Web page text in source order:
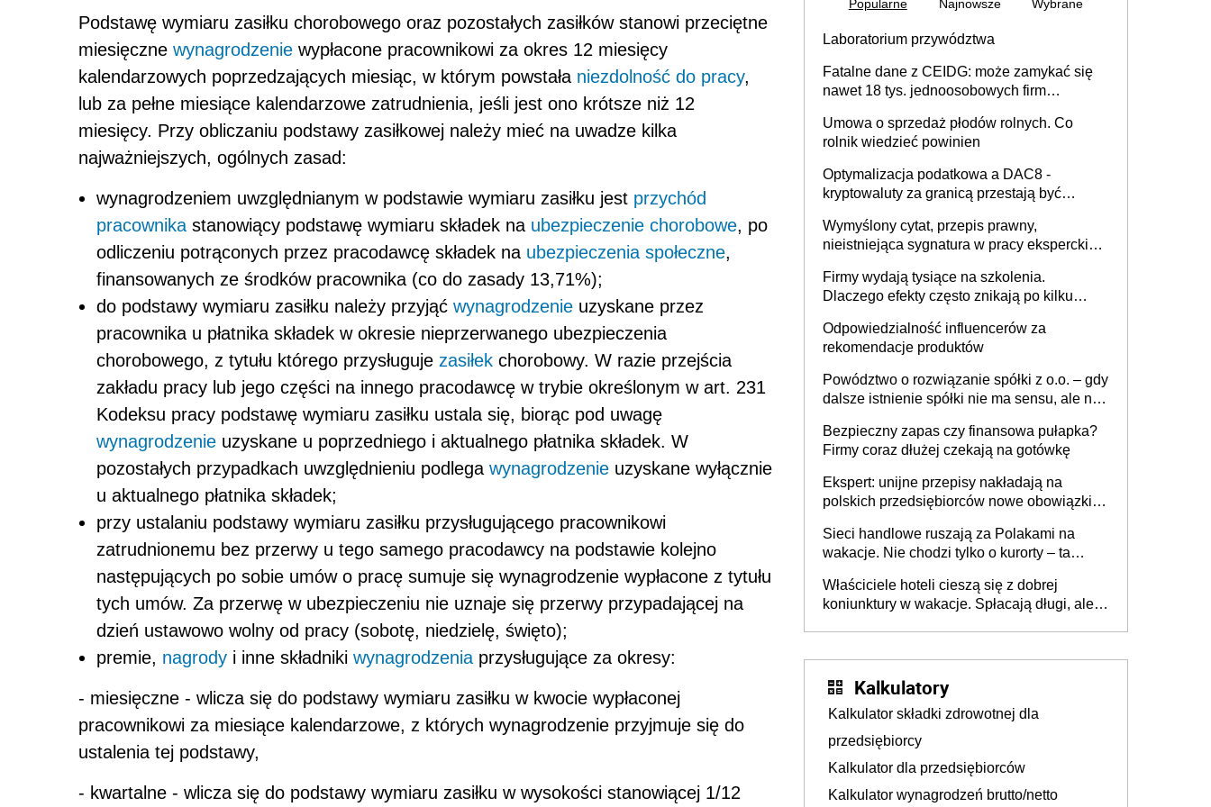
Podstawę wymiaru zasiłku chorobowego oraz pozostałych zasiłków stanowi przeciętne
miesięczne wynagrodzenie wypłacone pracownikowi za okres 12 miesięcy
kalendarzowych poprzedzających miesiąc, w którym powstała niezdolność do pracy,
lub za pełne miesiące kalendarzowe zatrudnienia, jeśli jest ono krótsze niż 12
miesięcy. Przy obliczaniu podstawy zasiłkowej należy mieć na uwadze kilka
najważniejszych, ogólnych zasad:
wynagrodzeniem uwzględnianym w podstawie wymiaru zasiłku jest przychód
pracownika stanowiący podstawę wymiaru składek na ubezpieczenie chorobowe, po
odliczeniu potrąconych przez pracodawcę składek na ubezpieczenia społeczne,
finansowanych ze środków pracownika (co do zasady 13,71%);
do podstawy wymiaru zasiłku należy przyjąć wynagrodzenie uzyskane przez
pracownika u płatnika składek w okresie nieprzerwanego ubezpieczenia
chorobowego, z tytułu którego przysługuje zasiłek chorobowy. W razie przejścia
zakładu pracy lub jego części na innego pracodawcę w trybie określonym w art. 231
Kodeksu pracy podstawę wymiaru zasiłku ustala się, biorąc pod uwagę
wynagrodzenie uzyskane u poprzedniego i aktualnego płatnika składek. W
pozostałych przypadkach uwzględnieniu podlega wynagrodzenie uzyskane wyłącznie
u aktualnego płatnika składek;
przy ustalaniu podstawy wymiaru zasiłku przysługującego pracownikowi
zatrudnionemu bez przerwy u tego samego pracodawcy na podstawie kolejno
następujących po sobie umów o pracę sumuje się wynagrodzenie wypłacone z tytułu
tych umów. Za przerwę w ubezpieczeniu nie uznaje się przerwy przypadającej na
dzień ustawowo wolny od pracy (sobotę, niedzielę, święto);
premie, nagrody i inne składniki wynagrodzenia przysługujące za okresy:
- miesięczne - wlicza się do podstawy wymiaru zasiłku w kwocie wypłaconej
pracownikowi za miesiące kalendarzowe, z których wynagrodzenie przyjmuje się do
ustalenia tej podstawy,
- kwartalne - wlicza się do podstawy wymiaru zasiłku w wysokości stanowiącej 1/12
Popularne Najnowsze Wybrane
Laboratorium przywództwa
Fatalne dane z CEIDG: może zamykać się
nawet 18 tys. jednoosobowych firm
Umowa o sprzedaż płodów rolnych. Co
rolnik wiedzieć powinien
Optymalizacja podatkowa a DAC8 -
kryptowaluty za granicą przestają być
Wymyślony cytat, przepis prawny,
nieistniejąca sygnatura w pracy eksperckiej -
firmie
Firmy wydają tysiące na szkolenia.
Dlaczego efekty często znikają po kilku
Odpowiedzialność influencerów za
rekomendacje produktów
Powództwo o rozwiązanie spółki z o.o. – gdy
dalsze istnienie spółki nie ma sensu, ale nie
Bezpieczny zapas czy finansowa pułapka?
Firmy coraz dłużej czekają na gotówkę
Ekspert: unijne przepisy nakładają na
polskich przedsiębiorców nowe obowiązki w
Sieci handlowe ruszają za Polakami na
wakacje. Nie chodzi tylko o kurorty – ta
tam, gdzie wielu spędzi urlop po cichu
Właściciele hoteli cieszą się z dobrej
koniunktury w wakacje. Spłacają długi, ale
Kalkulatory
Kalkulator składki zdrowotnej dla
przedsiębiorcy
Kalkulator dla przedsiębiorców
Kalkulator wynagrodzeń brutto/netto